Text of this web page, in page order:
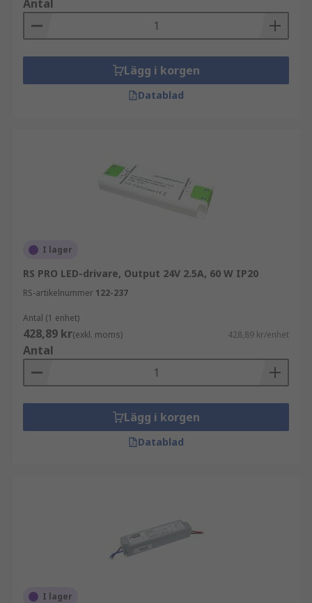
Antal
Lägg i korgen
Datablad
I lager
RS PRO LED-drivare, Output 24V 2.5A, 60 W IP20
RS-artikelnummer 122-237
Antal (1 enhet)
428,89 kr(exkl. moms) 428,89 kr/enhet
Antal
Lägg i korgen
Datablad
I lager